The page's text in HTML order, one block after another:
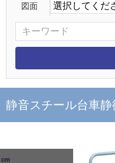
図面
静音スチール台車静